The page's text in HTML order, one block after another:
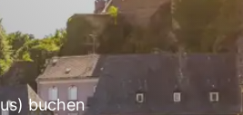
buchen